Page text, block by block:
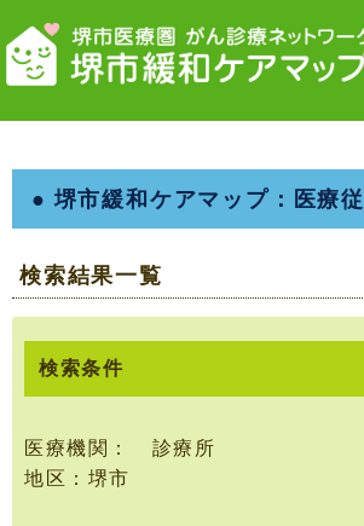
● 堺市緩和ケアマップ：医療
検索結果一覧
検索条件
医療機関： 診療所
地区：堺市